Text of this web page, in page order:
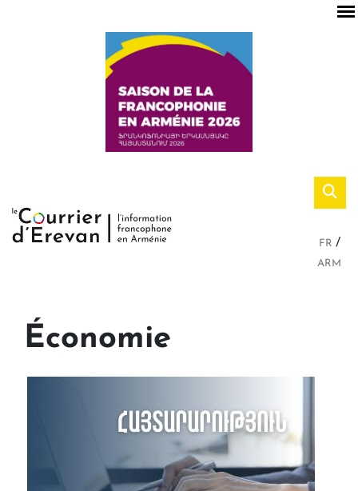
FR
ARM
Économie